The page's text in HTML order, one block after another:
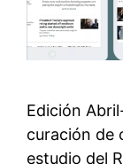
Edición
curación de
estudio del